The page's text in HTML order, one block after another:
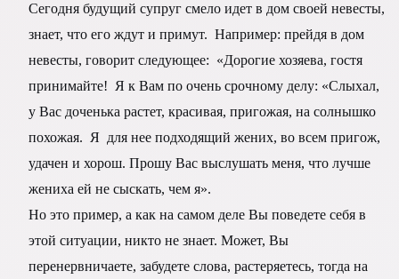
Сегодня будущий супруг смело идет в дом своей невесты,
знает, что его ждут и примут. Например: прейдя в дом
невесты, говорит следующее: «Дорогие хозяева, гостя
принимайте! Я к Вам по очень срочному делу: «Слыхал,
у Вас доченька растет, красивая, пригожая, на солнышко
похожая. Я для нее подходящий жених, во всем пригож,
удачен и хорош. Прошу Вас выслушать меня, что лучше
жениха ей не сыскать, чем я».
Но это пример, а как на самом деле Вы поведете себя в
этой ситуации, никто не знает. Может, Вы
перенервничаете, забудете слова, растеряетесь, тогда на